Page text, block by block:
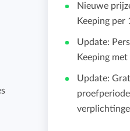
Salarisadministratie
Bekijk alle functies
Nieuwe
Keeping per
Update:
Keeping met
Update: